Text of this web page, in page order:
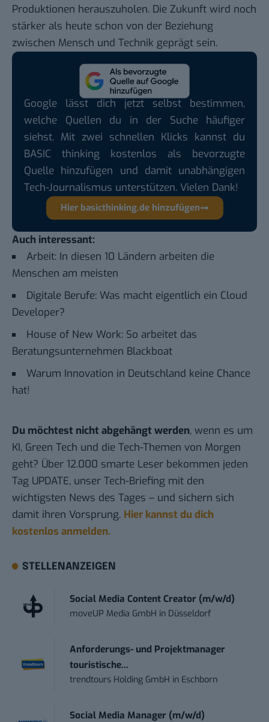
Produktionen herauszuholen. Die Zukunft wird noch
stärker als heute schon von der Beziehung
zwischen Mensch und Technik geprägt sein.
Google lässt dich jetzt selbst bestimmen,
welche Quellen du in der Suche häufiger
siehst. Mit zwei schnellen Klicks kannst du
BASIC thinking kostenlos als bevorzugte
Quelle hinzufügen und damit unabhängigen
Tech-Journalismus unterstützen. Vielen Dank!
Hier basicthinking.de hinzufügen
Auch interessant:
Arbeit: In diesen 10 Ländern arbeiten die
Menschen am meisten
Digitale Berufe: Was macht eigentlich ein Cloud
Developer?
House of New Work: So arbeitet das
Beratungsunternehmen Blackboat
Warum Innovation in Deutschland keine Chance
hat!
Du möchtest nicht abgehängt werden, wenn es um
KI, Green Tech und die Tech-Themen von Morgen
geht? Über 12.000 smarte Leser bekommen jeden
Tag UPDATE, unser Tech-Briefing mit den
wichtigsten News des Tages – und sichern sich
damit ihren Vorsprung. Hier kannst du dich
kostenlos anmelden.
STELLENANZEIGEN
Social Media Content Creator (m/w/d)
moveUP Media GmbH in Düsseldorf
Anforderungs- und Projektmanager
touristische...
trendtours Holding GmbH in Eschborn
Social Media Manager (m/w/d)